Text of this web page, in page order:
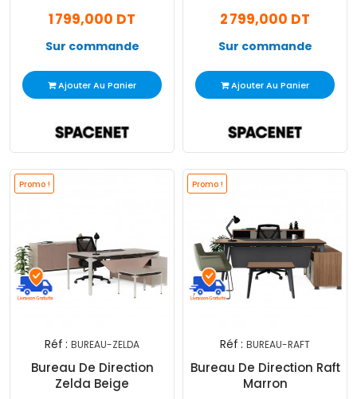
1 799,000 DT
Sur commande
Ajouter Au Panier
2 799,000 DT
Sur commande
Ajouter Au Panier
Promo !
Réf : BUREAU-ZELDA
Bureau De Direction
Zelda Beige
Promo !
Réf : BUREAU-RAFT
Bureau De Direction Raft
Marron